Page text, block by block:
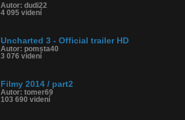
Autor: dudi22
4 095 videní
Uncharted 3 - Official trailer HD
Autor: pomsta40
3 076 videní
Filmy 2014 / part2
Autor: tomer69
103 690 videní